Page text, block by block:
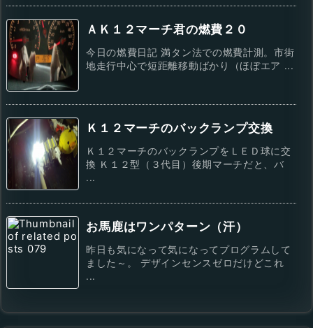
ＡＫ１２マーチ君の燃費２０
今日の燃費日記 満タン法での燃費計測。市街
地走行中心で短距離移動ばかり（ほぼエア ...
Ｋ１２マーチのバックランプ交換
Ｋ１２マーチのバックランプをＬＥＤ球に交
換 Ｋ１２型（３代目）後期マーチだと、バ
...
お馬鹿はワンパターン（汗）
昨日も気になって気になってプログラムして
ました～。 デザインセンスゼロだけどこれ
...